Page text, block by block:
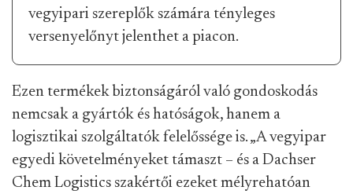
vegyipari szereplők számára tényleges
versenyelőnyt jelenthet a piacon.
Ezen termékek biztonságáról való gondoskodás
nemcsak a gyártók és hatóságok, hanem a
logisztikai szolgáltatók felelőssége is. „A vegyipar
egyedi követelményeket támaszt – és a Dachser
Chem Logistics szakértői ezeket mélyrehatóan